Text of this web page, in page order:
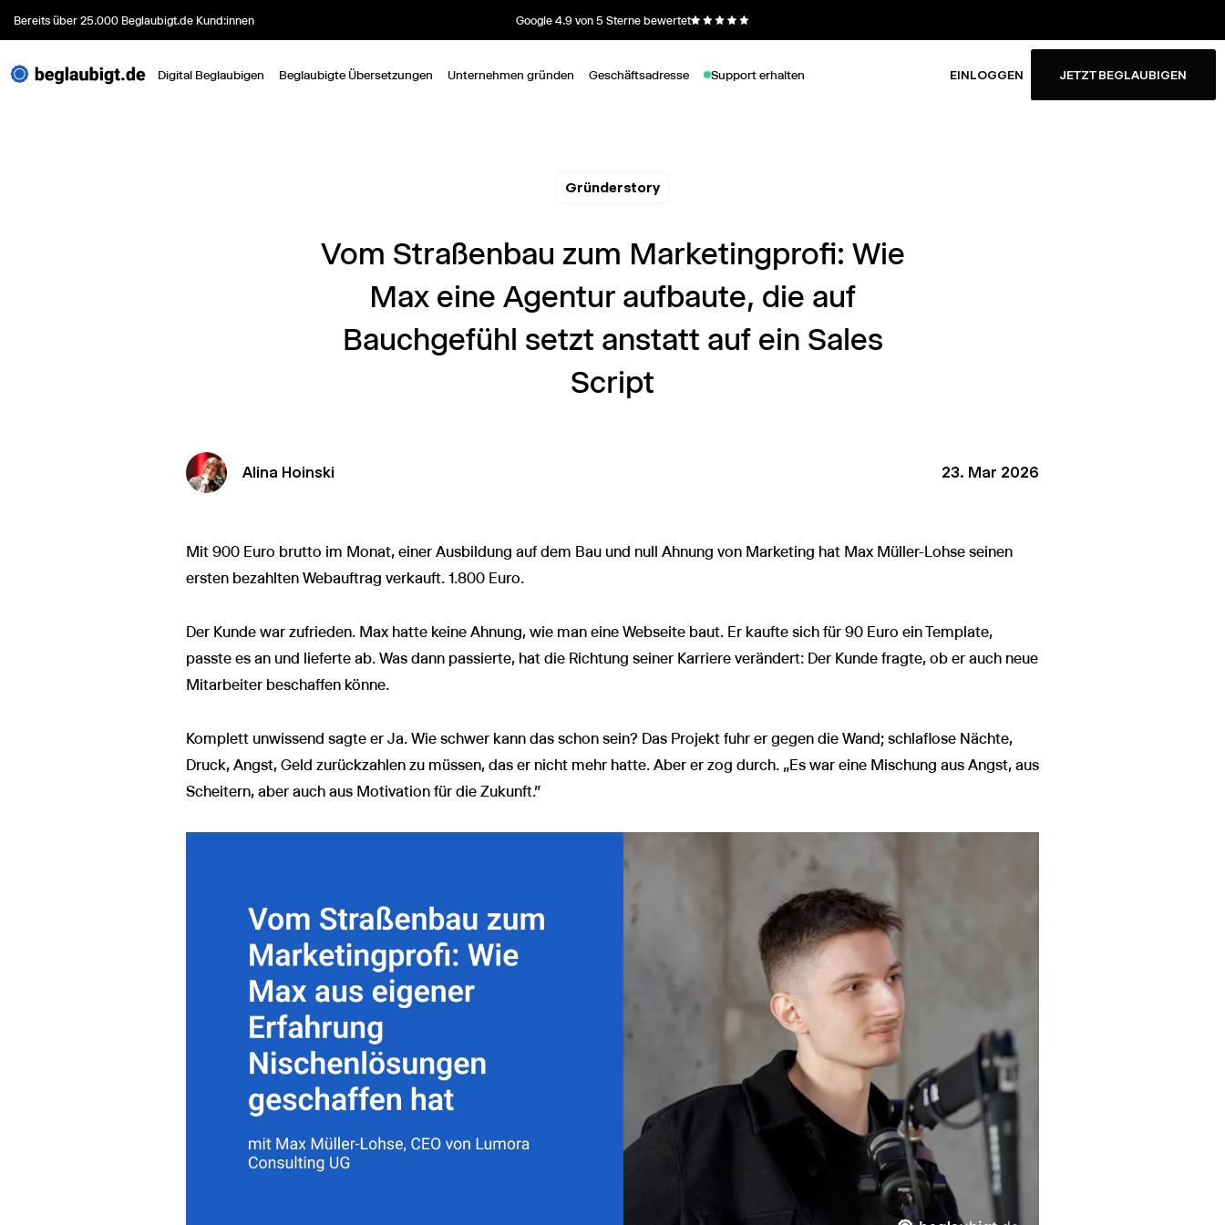
Bereits über 25.000 Beglaubigt.de Kund:innen Google 4.9 von 5 Sterne bewertet
Digital Beglaubigen Beglaubigte Übersetzungen Unternehmen gründen Geschäftsadresse Support erhalten EINLOGGEN JETZT BEGLAUBIGEN
Gründerstory
Vom Straßenbau zum Marketingprofi: Wie
Max eine Agentur aufbaute, die auf
Bauchgefühl setzt anstatt auf ein Sales
Script
Alina Hoinski 23. Mar 2026
Mit 900 Euro brutto im Monat, einer Ausbildung auf dem Bau und null Ahnung von Marketing hat Max Müller-Lohse seinen
ersten bezahlten Webauftrag verkauft. 1.800 Euro.
Der Kunde war zufrieden. Max hatte keine Ahnung, wie man eine Webseite baut. Er kaufte sich für 90 Euro ein Template,
passte es an und lieferte ab. Was dann passierte, hat die Richtung seiner Karriere verändert: Der Kunde fragte, ob er auch neue
Mitarbeiter beschaffen könne.
Komplett unwissend sagte er Ja. Wie schwer kann das schon sein? Das Projekt fuhr er gegen die Wand; schlaflose Nächte,
Druck, Angst, Geld zurückzahlen zu müssen, das er nicht mehr hatte. Aber er zog durch. „Es war eine Mischung aus Angst, aus
Scheitern, aber auch aus Motivation für die Zukunft.”